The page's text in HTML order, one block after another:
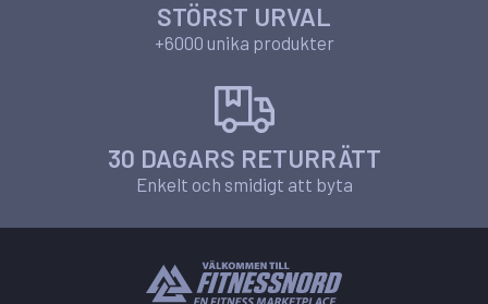
STÖRST URVAL
+6000 unika produkter
30 DAGARS RETURRÄTT
Enkelt och smidigt att byta